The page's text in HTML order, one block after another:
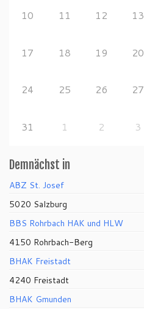
10 11 12 13
17 18 19 20
24 25 26 27
31 1 2 3
Demnächst in
ABZ St. Josef
5020 Salzburg
BBS Rohrbach HAK und HLW
4150 Rohrbach-Berg
BHAK Freistadt
4240 Freistadt
BHAK Gmunden